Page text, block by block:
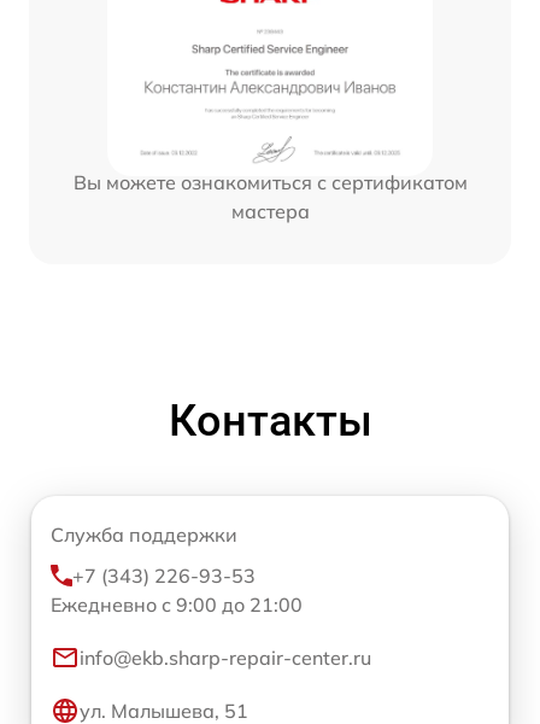
Вы можете ознакомиться с сертификатом
мастера
Контакты
Служба поддержки
+7 (343) 226-93-53
Ежедневно с 9:00 до 21:00
info@ekb.sharp-repair-center.ru
ул. Малышева, 51